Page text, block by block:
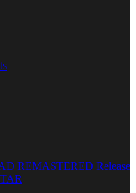
REMASTERED Release